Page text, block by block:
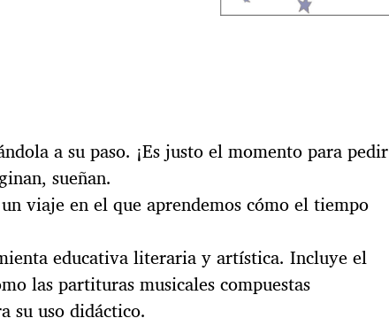
a su paso. ¡Es justo el momento para pedir
sueñan.
viaje en el que aprendemos cómo el tiempo
educativa literaria y artística. Incluye el
las partituras musicales compuestas
su uso didáctico.